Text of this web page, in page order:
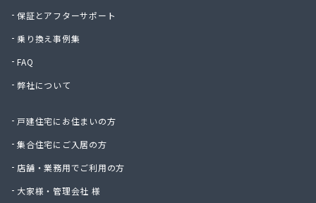
保証とアフターサポート
乗り換え事例集
FAQ
弊社について
戸建住宅にお住まいの方
集合住宅にご入居の方
店舗・業務用でご利用の方
大家様・管理会社 様